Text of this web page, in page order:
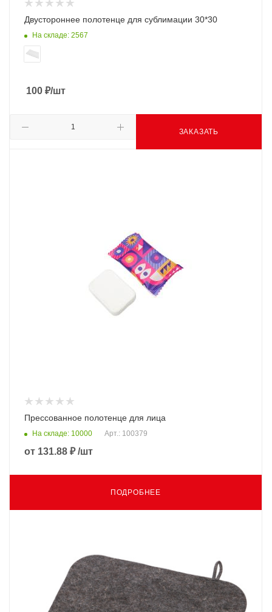
Двустороннее полотенце для сублимации 30*30
На складе: 2567
100 ₽/шт
ЗАКАЗАТЬ
Прессованное полотенце для лица
На складе: 10000 Арт.: 100379
от 131.88 ₽ /шт
ПОДРОБНЕЕ